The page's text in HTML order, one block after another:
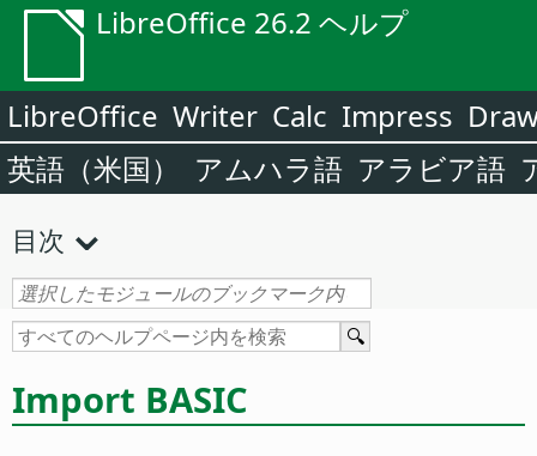
LibreOffice 26.2 ヘルプ
LibreOffice Writer Calc Impress
英語（米国）
アムハラ語 アラビア語
目次
Import BASIC